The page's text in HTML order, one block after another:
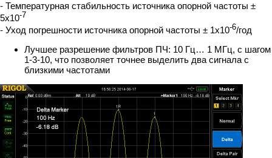
- Температурная стабильность источника опорной частоты ±
5х10-7
- Уход погрешности источника опорной частоты ± 1х10-6/год
Лучшее разрешение фильтров ПЧ: 10 Гц… 1 МГц, с шагом
1-3-10, что позволяет точнее выделить два сигнала с
близкими частотами